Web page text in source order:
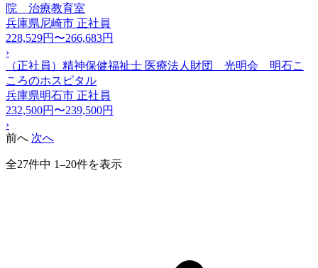
院 治療教育室
兵庫県尼崎市 正社員
228,529円〜266,683円
›
（正社員）精神保健福祉士 医療法人財団 光明会 明石こ
ころのホスピタル
兵庫県明石市 正社員
232,500円〜239,500円
›
前へ 次へ
全27件中 1–20件を表示